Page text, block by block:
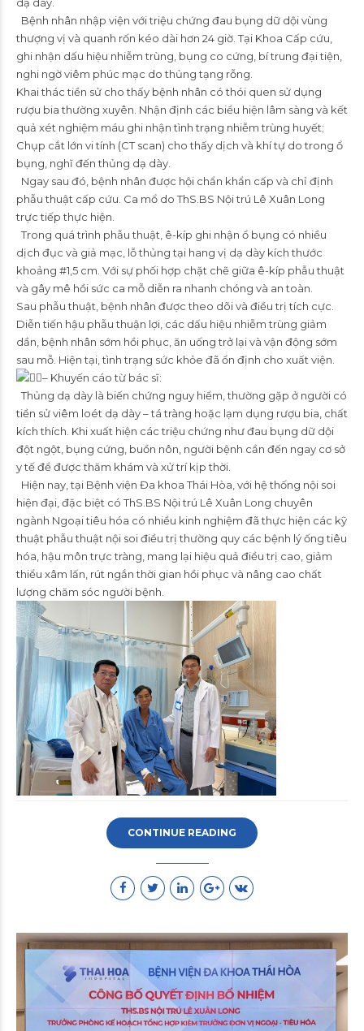
Bệnh nhân nhập viện với triệu chứng đau bụng dữ dội vùng
thượng vị và quanh rốn kéo dài hơn 24 giờ. Tại Khoa Cấp cứu,
ghi nhận dấu hiệu nhiễm trùng, bụng co cứng, bí trung đại tiện,
nghi ngờ viêm phúc mạc do thủng tạng rỗng.
Khai thác tiền sử cho thấy bệnh nhân có thói quen sử dụng
rượu bia thường xuyên. Nhận định các biểu hiện lâm sàng và kết
quả xét nghiệm máu ghi nhận tình trạng nhiễm trùng huyết;
Chụp cắt lớn vi tính (CT scan) cho thấy dịch và khí tự do trong ổ
bụng, nghĩ đến thủng dạ dày.
Ngay sau đó, bệnh nhân được hội chẩn khẩn cấp và chỉ định
phẫu thuật cấp cứu. Ca mổ doThS.BS Nội trú Lê Xuân Long
trực tiếp thực hiện.
Trong quá trình phẫu thuật, ê-kíp ghi nhận ổ bụng có nhiều
dịch đục và giả mạc, lỗ thủng tại hang vị dạ dày kích thước
khoảng #1,5 cm. Với sự phối hợp chặt chẽ giữa ê-kíp phẫu thuật
và gây mê hồi sức ca mỗ diễn ra nhanh chóng và an toàn.
Sau phẫu thuật, bệnh nhân được theo dõi và điều trị tích cực.
Diễn tiến hậu phẫu thuận lợi, các dấu hiệu nhiễm trùng giảm
dần, bệnh nhân sớm hồi phục, ăn uống trở lại và vận động sớm
sau mỗ. Hiện tại, tình trạng sức khỏe đã ổn định cho xuất viện.
– Khuyến cáo từ bác sĩ:
Thủng dạ dày là biến chứng nguy hiểm, thường gặp ở người có
tiền sử viêm loét dạ dày – tá tràng hoặc lạm dụng rượu bia, chất
kích thích. Khi xuất hiện các triệu chứng như đau bụng dữ dội
đột ngột, bụng cứng, buồn nôn, người bệnh cần đến ngay cơ sở
y tế để được thăm khám và xử trí kịp thời.
Hiện nay, tại Bệnh viện Đa khoa Thái Hòa, với hệ thống nội soi
hiện đại, đặc biệt cóThS.BS Nội trú Lê Xuân Long chuyên
ngành Ngoại tiêu hóa có nhiều kinh nghiệm đã thực hiện các kỹ
thuật phẫu thuật nội soi điều trị thường quy các bệnh lý ống tiêu
hóa, hậu môn trực tràng, mang lại hiệu quả điều trị cao, giảm
thiểu xâm lấn, rút ngắn thời gian hồi phục và nâng cao chất
lượng chăm sóc người bệnh.
CONTINUE READING